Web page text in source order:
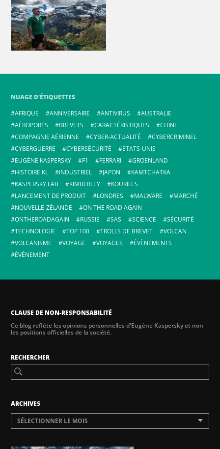
NUAGE D’ÉTIQUETTES
AFRIQUE
ANNIVERSAIRE ANTIVIRUS
AUSTRALIE
AÉROPORTS
BREVETS CARACTÉRISTIQUES
CHINE
COMPAGNIE AÉRIENNE
CYBER-ACTUALITÉ
CYBERCRIMINEL
CYBERGUERRE
CYBERSÉCURITÉ
ETATS-UNIS
EUGÈNE KASPERSKY
F1 FERRARI
GROENLAND
HISTOIRE KL
INDUSTRIEL JAPON
KAMTCHATKA
KASPERSKY LAB
KIMBERLEY
KOURILES
LANCEMENT DE PRODUIT
LONDRES MALWARE
MARCHÉ
NOUVELLE-ZÉLANDE
ON THE ROAD AGAIN
ONTHEROADAGAIN
RUSSIE SAS SCIENCE
SÉCURITÉ
TECHNOLOGIE
TOP 100 TROLLS DE BREVET
VOLCAN
VOLCANISME
VOYAGE VOYAGES
ÉVÈNEMENTS
ÉVÉNEMENT
CLAUSE DE NON-RESPONSABILITÉ
Ce blog reflète les opinions personnelles d'Eugène Kaspersky et non
les positions officielles de la société.
RECHERCHER
ARCHIVES
SÉLECTIONNER LE MOIS